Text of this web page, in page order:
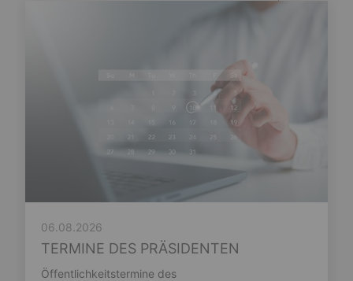
06.08.2026
TERMINE DES PRÄSIDENTEN
Öffentlichkeitstermine des